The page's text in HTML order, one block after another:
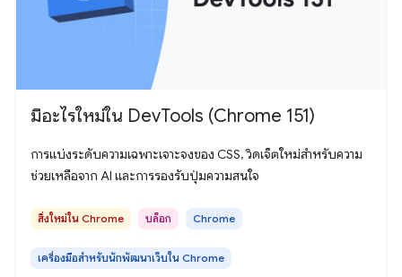
มีอะไรใหม่ใน DevTools (Chrome 151)
การแบ่งระดับความเฉพาะเจาะจงของ CSS, วิดเจ็ตใหม่สำหรับความ
ช่วยเหลือจาก AI และการรองรับปุ่มความสนใจ
สิ่งใหม่ใน Chrome บล็อก Chrome
เครื่องมือสำหรับนักพัฒนาเว็บใน Chrome